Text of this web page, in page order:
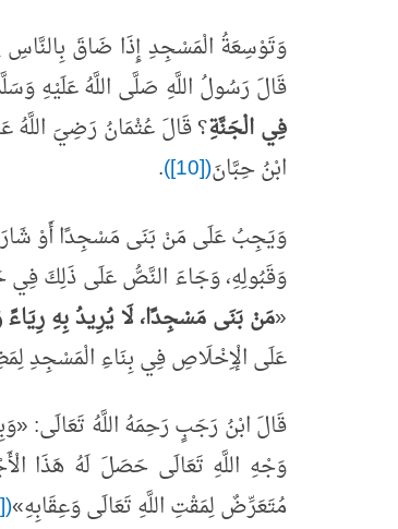
وَتَوْسِعَةُ الْمَسْجِدِ إِذَا ضَاقَ
قَالَ رَسُولُ اللَّهِ صَلَّى اللَّهُ عَلَيْهِ
فِي الْجَنَّةِ؟ قَالَ عُثْمَانُ رَضِيَ اللَّهُ
ابْنُ حِبَّانَ([10])
.
وَيَجِبُ عَلَى مَنْ بَنَى مَسْجِدًا أَوْ
وَقَبُولِهِ، وَجَاءَ النَّصُّ عَلَى ذَلِكَ فِي
«مَنْ بَنَى مَسْجِدًا، لَا يُرِيدُ بِهِ رِيَاءً
عَلَى الْإِخْلَاصِ فِي بِنَاءِ الْمَسْجِدِ
قَالَ ابْنُ رَجَبٍ رَحِمَهُ اللَّهُ تَعَالَى:«
وَجْهِ اللَّهِ تَعَالَى حَصَلَ لَهُ هَذَا
مُتَعَرِّضٌ لِمَقْتِ اللَّهِ تَعَالَى وَعِقَابِهِ»
([12])